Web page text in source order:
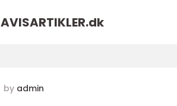
AVISARTIKLER.dk
by admin